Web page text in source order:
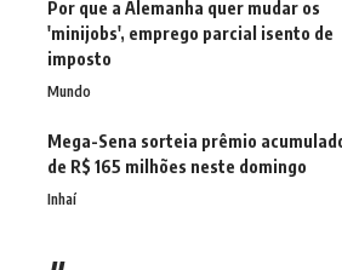
Por que a Alemanha quer mudar os
'minijobs', emprego parcial isento de
imposto
Mundo
Mega-Sena sorteia prêmio
de R$ 165 milhões neste domingo
Inhaí